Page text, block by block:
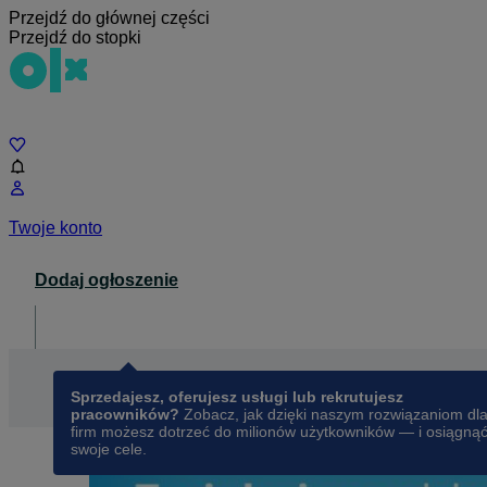
Przejdź do głównej części
Przejdź do stopki
Twoje konto
Dodaj ogłoszenie
Sprzedajesz, oferujesz usługi lub rekrutujesz
pracowników? Zobacz, jak dzięki naszym rozwiązaniom dla
firm możesz dotrzeć do milionów użytkowników — i osiągnąć
swoje cele.